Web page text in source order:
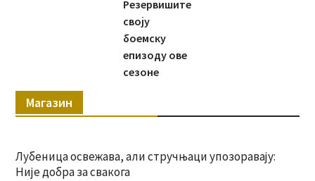
Резервишите
своју
боемску
епизоду ове
сезоне
Магазин
Лубеница освежава, али стручњаци упозоравају:
Није добра за свакога